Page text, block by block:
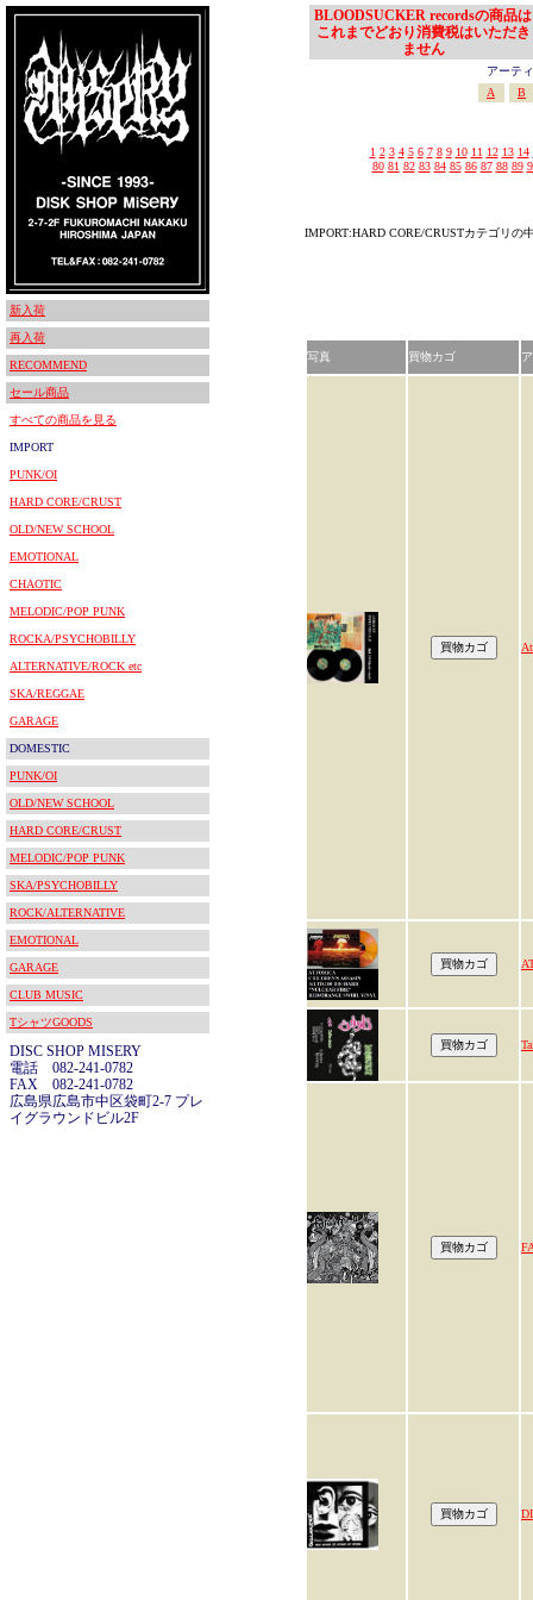
新入荷
再入荷
RECOMMEND
セール商品
すべての商品を見る
IMPORT
PUNK/OI
HARD CORE/CRUST
OLD/NEW SCHOOL
EMOTIONAL
CHAOTIC
MELODIC/POP PUNK
ROCKA/PSYCHOBILLY
ALTERNATIVE/ROCK etc
SKA/REGGAE
GARAGE
DOMESTIC
PUNK/OI
OLD/NEW SCHOOL
HARD CORE/CRUST
MELODIC/POP PUNK
SKA/PSYCHOBILLY
ROCK/ALTERNATIVE
EMOTIONAL
GARAGE
CLUB MUSIC
TシャツGOODS
DISC SHOP MISERY
電話 082-241-0782
FAX 082-241-0782
広島県広島市中区袋町2-7 プレ
イグラウンドビル2F
BLOODSUCKER recordsの商品は
これまでどおり消費税はいただき
ません
アーテ
A
B
1 2 3 4 5 6 7 8 9 10 11 12 13 14
80 81 82 83 84 85 86 87 88 89
IMPORT:HARD CORE/CRUSTカテゴリの
写真 買物カゴ